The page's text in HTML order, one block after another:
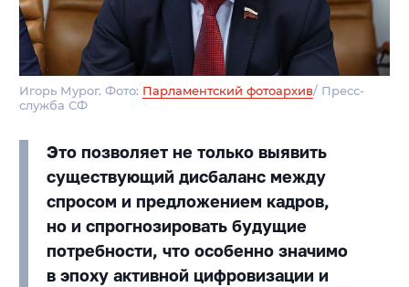
Игорь Мурог. Фото: Парламентский фотоархив/ Пресс-
служба СФ
Это позволяет не только выявить
существующий дисбаланс между
спросом и предложением кадров,
но и спрогнозировать будущие
потребности, что особенно значимо
в эпоху активной цифровизации и